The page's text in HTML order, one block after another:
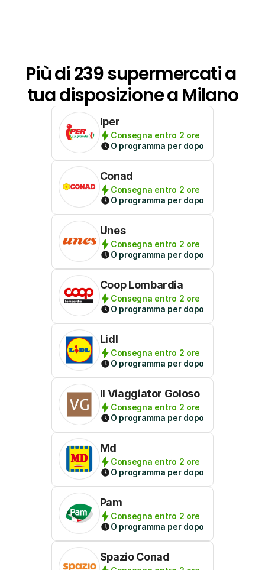
Più di 239 supermercati a
tua disposizione a Milano
Iper
Consegna entro 2 ore
O programma per dopo
Conad
Consegna entro 2 ore
O programma per dopo
Unes
Consegna entro 2 ore
O programma per dopo
Coop Lombardia
Consegna entro 2 ore
O programma per dopo
Lidl
Consegna entro 2 ore
O programma per dopo
Il Viaggiator Goloso
Consegna entro 2 ore
O programma per dopo
Md
Consegna entro 2 ore
O programma per dopo
Pam
Consegna entro 2 ore
O programma per dopo
Spazio Conad